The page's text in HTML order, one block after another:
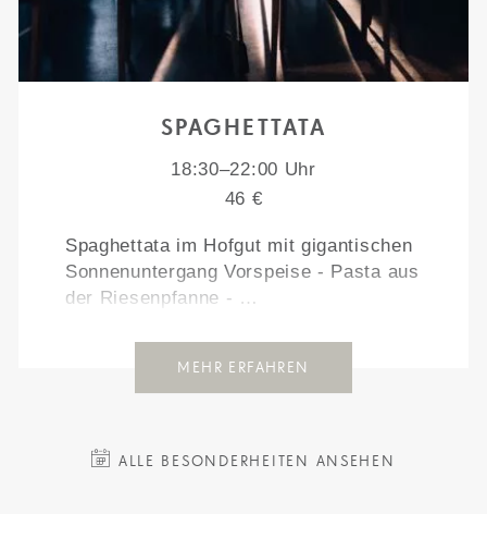
SPAGHETTATA
18:30–22:00 Uhr
46 €
Spaghettata im Hofgut mit gigantischen
Sonnenuntergang Vorspeise - Pasta aus
der Riesenpfanne - …
MEHR ERFAHREN
ALLE BESONDERHEITEN ANSEHEN